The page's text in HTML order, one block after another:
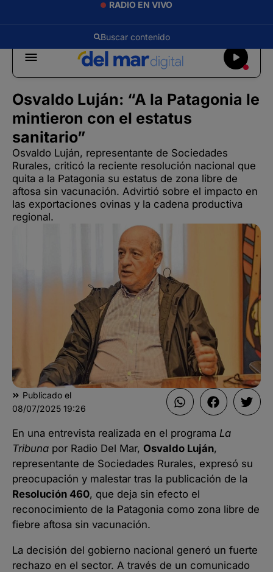
RADIO EN VIVO
Osvaldo Luján: “A la Patagonia le
mintieron con el estatus
sanitario”
Osvaldo Luján, representante de Sociedades
Rurales, criticó la reciente resolución nacional que
quita a la Patagonia su estatus de zona libre de
aftosa sin vacunación. Advirtió sobre el impacto en
las exportaciones ovinas y la cadena productiva
regional.
Publicado el
08/07/2025 19:26
En una entrevista realizada en el programa La
Tribuna por Radio Del Mar, Osvaldo Luján,
representante de Sociedades Rurales, expresó su
preocupación y malestar tras la publicación de la
Resolución 460, que deja sin efecto el
reconocimiento de la Patagonia como zona libre de
fiebre aftosa sin vacunación.
La decisión del gobierno nacional generó un fuerte
rechazo en el sector. A través de un comunicado